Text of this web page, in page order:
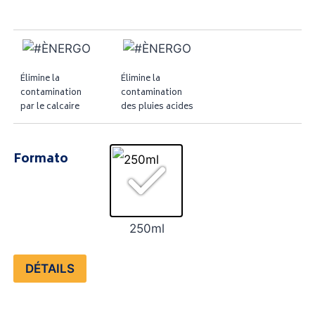
Élimine la
contamination
par le calcaire
Élimine la
contamination
des pluies acides
Formato
250ml
DÉTAILS